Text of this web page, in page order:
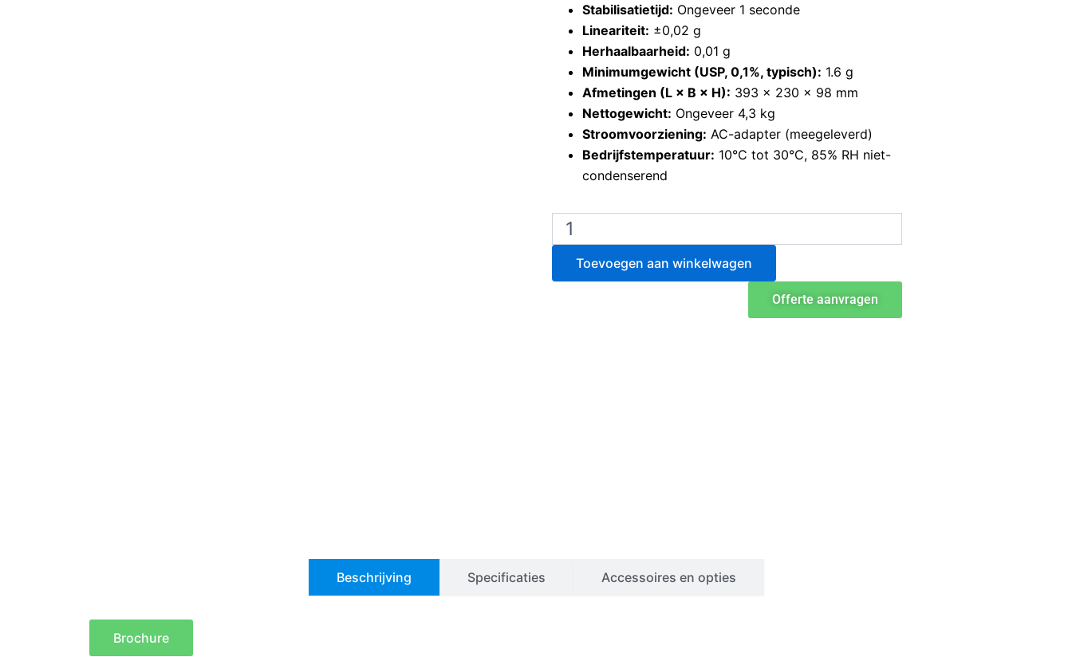
Stabilisatietijd: Ongeveer 1 seconde
Lineariteit: ±0,02 g
Herhaalbaarheid: 0,01 g
Minimumgewicht (USP, 0,1%, typisch): 1.6 g
Afmetingen (L × B × H): 393 × 230 × 98 mm
Nettogewicht: Ongeveer 4,3 kg
Stroomvoorziening: AC-adapter (meegeleverd)
Bedrijfstemperatuur: 10°C tot 30°C, 85% RH niet-
condenserend
Ohaus
Explorer
EX4202
precisieweegschaal
aantal
Toevoegen aan winkelwagen
Offerte aanvragen
Beschrijving Specificaties Accessoires en opties
Brochure